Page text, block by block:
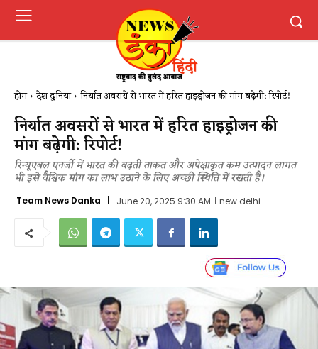
होम देश दुनिया निर्यात अवसरों से भारत में हरित हाइड्रोजन की मांग बढ़ेगी: रिपोर्ट!
निर्यात अवसरों से भारत में हरित हाइड्रोजन की
मांग बढ़ेगी: रिपोर्ट!
रिन्यूएबल एनर्जी में भारत की बढ़ती ताकत और अपेक्षाकृत कम उत्पादन लागत
भी इसे वैश्विक मांग का लाभ उठाने के लिए अच्छी स्थिति में रखती है।
Team News Danka June 20, 2025 9:30 AM new delhi